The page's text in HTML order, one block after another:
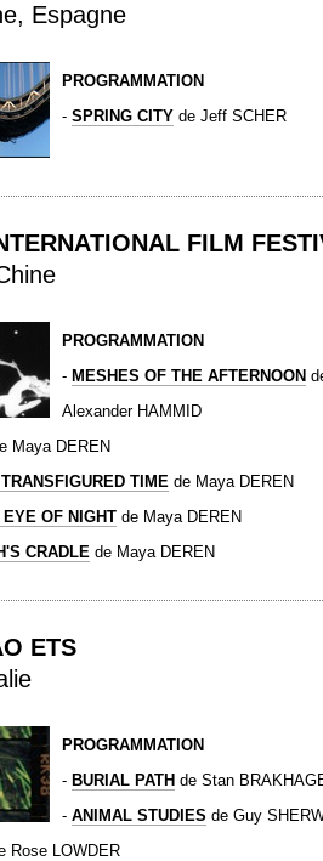
Espagne
PROGRAMMATION
- SPRING CITY de Jeff SCHER
FILM
PROGRAMMATION
- MESHES OF THE AFTERNOON
Alexander HAMMID
Maya DEREN
TIME de Maya DEREN
OF NIGHT de Maya DEREN
CRADLE de Maya DEREN
ETS
PROGRAMMATION
- BURIAL PATH de Stan
- ANIMAL STUDIES de Guy
Rose LOWDER